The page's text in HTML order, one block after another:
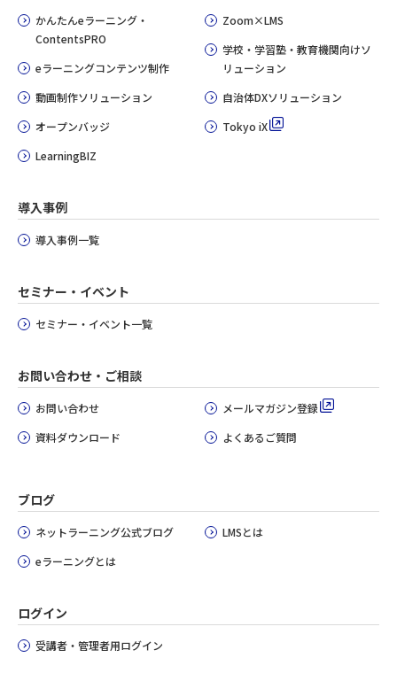
かんたんeラーニング・
ContentsPRO
eラーニングコンテンツ制作
動画制作ソリューション
オープンバッジ
LearningBIZ
Zoom×LMS
学校・学習塾・教育機関向けソ
リューション
自治体DXソリューション
Tokyo iX
導入事例
導入事例一覧
セミナー・イベント
セミナー・イベント一覧
お問い合わせ・ご相談
お問い合わせ
資料ダウンロード
メールマガジン登録
よくあるご質問
ブログ
ネットラーニング公式ブログ
eラーニングとは
LMSとは
ログイン
受講者・管理者用ログイン